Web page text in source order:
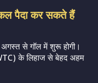
पैदा कर सकते हैं
से गॉल में शुरू होगी।
के लिहाज से बेहद अहम